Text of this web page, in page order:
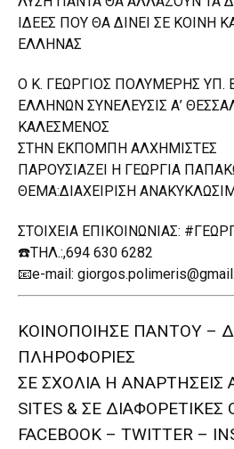
ΙΔΕΕΣ ΠΟΥ ΘΑ ΔΙΝΕΙ ΣΕ ΚΟΙΝΗ
ΕΛΛΗΝΑΣ
O Κ. ΓΕΩΡΓΙΟΣ ΠΟΛΥΜΕΡΗΣ ΥΠ.
ΕΛΛΗΝΩΝ ΣΥΝΕΛΕΥΣΙΣ Α’
ΚΑΛΕΣΜΕΝΟΣ
ΣΤΗΝ ΕΚΠΟΜΠΗ ΑΛΧΗΜΙΣΤΕΣ
ΠΑΡΟΥΣΙAΖΕΙ Η ΓΕΩΡΓΙΑ
ΘΕΜΑ:ΔΙΑΧΕΙΡΙΣΗ
ΣΤΟΙΧΕΙΑ ΕΠΙΚΟΙΝΩΝΙΑΣ:
☎️ΤΗΛ.:,694 630 6282
📧e-mail:
ΚΟΙΝΟΠΟΙΗΣΕ ΠΑΝΤΟΥ –
ΠΛΗΡΟΦΟΡΙΕΣ
ΣΕ ΣΧΟΛΙΑ H ΑΝAΡΤΗΣΕΙΣ
SITES & ΣΕ
FACEBOOK – TWITTER –